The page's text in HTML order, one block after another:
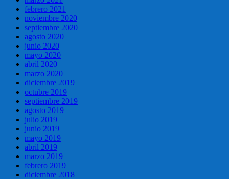
febrero 2021
noviembre 2020
septiembre 2020
agosto 2020
junio 2020
mayo 2020
abril 2020
marzo 2020
diciembre 2019
octubre 2019
septiembre 2019
agosto 2019
julio 2019
junio 2019
mayo 2019
abril 2019
marzo 2019
febrero 2019
diciembre 2018